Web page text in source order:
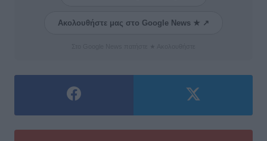
Ακολουθήστε μας στο Google News ★ ↗